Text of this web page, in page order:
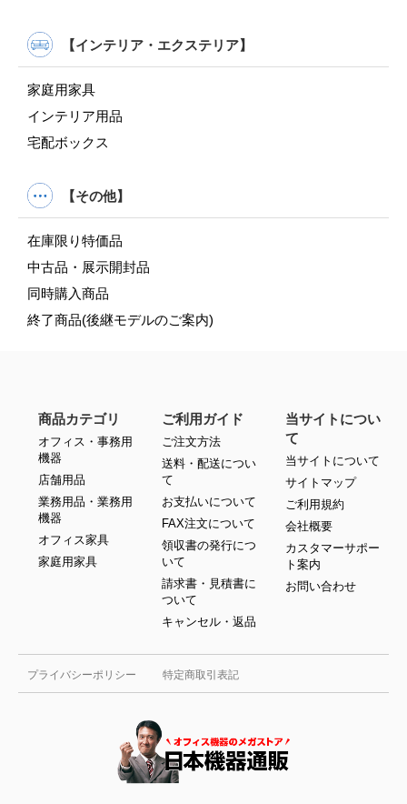
【インテリア・エクステリア】
家庭用家具
インテリア用品
宅配ボックス
【その他】
在庫限り特価品
中古品・展示開封品
同時購入商品
終了商品(後継モデルのご案内)
プライバシーポリシー 特定商取引表記
商品カテゴリ
オフィス・事務用
機器
店舗用品
業務用品・業務用
機器
オフィス家具
家庭用家具
ご利用ガイド
ご注文方法
送料・配送につい
て
お支払いについて
FAX注文について
領収書の発行につ
いて
請求書・見積書に
ついて
キャンセル・返品
当サイトについ
て
当サイトについて
サイトマップ
ご利用規約
会社概要
カスタマーサポー
ト案内
お問い合わせ